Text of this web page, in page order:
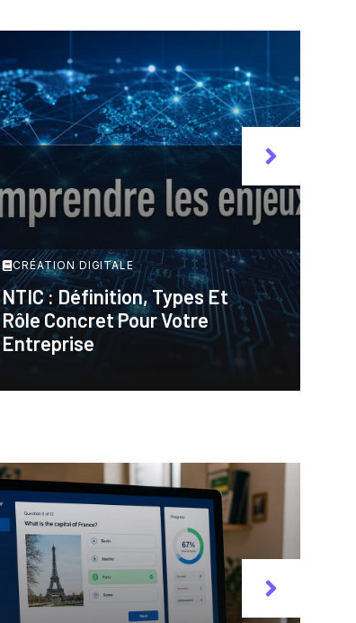
CRÉATION DIGITALE
NTIC : Définition, Types Et
Rôle Concret Pour Votre
Entreprise